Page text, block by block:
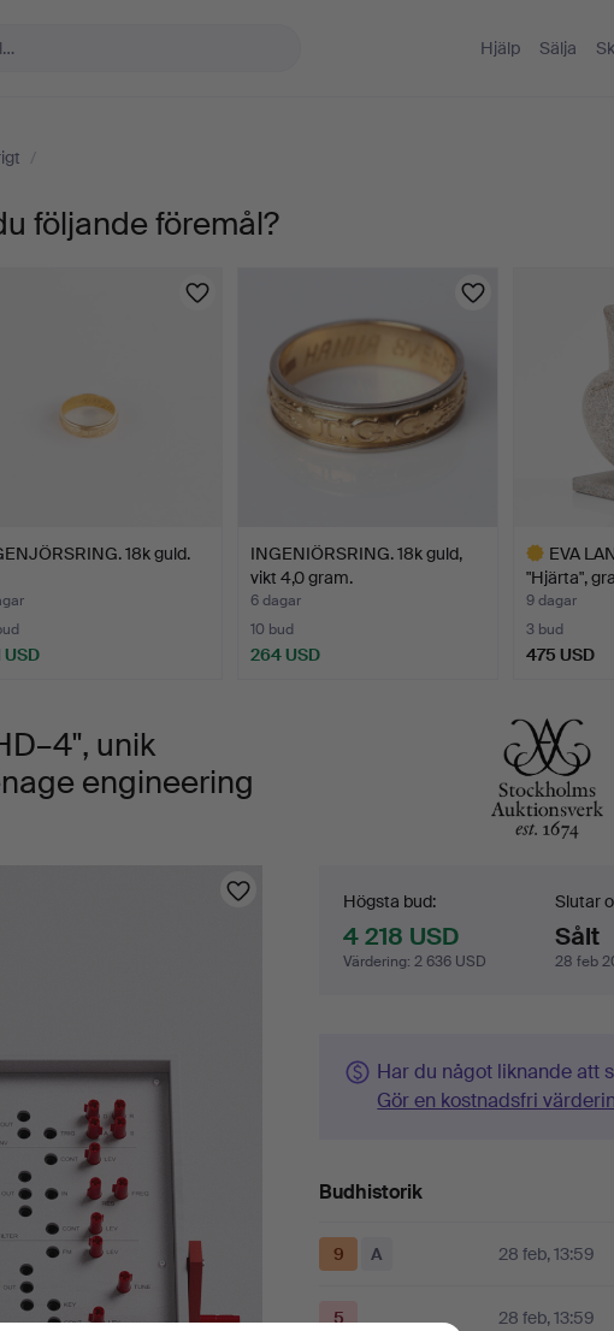
Hjälp Sälja
/
följande föremål?
18k guld.
USD
INGENIÖRSRING. 18k guld,
vikt 4,0 gram.
6 dagar
10 bud
264 USD
EVA
"Hjärta",
9 dagar
3 bud
475 USD
föremål
unik
engineering
Budgivning
Högsta bud:
4 218 USD
Värdering: 2 636 USD
Slutar
Sålt
28 feb
Har du något liknande att
Gör en kostnadsfri
Budhistorik
9 A 28 feb, 13:59
5 28 feb, 13:59